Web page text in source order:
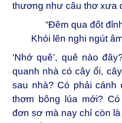
thương như câu thơ xưa
“Đêm qua đốt
Khói lên nghi ngút
‘Nhớ quê’, quê nào
quanh nhà có cây ổi,
sau nhà? Có phải cánh
thơm bông lúa mới?
đơn sơ mà nay chỉ còn